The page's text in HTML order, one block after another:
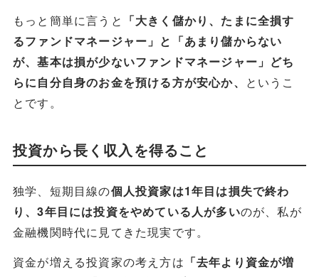
もっと簡単に言うと 「大きく儲かり、たまに全損す
るファンドマネージャー」と「あまり儲からない
が、基本は損が少ないファンドマネージャー」どち
らに自分自身のお金を預ける方が安心か、 というこ
とです。
投資から長く収入を得ること
独学、短期目線の個人投資家は1年目は損失で終わ
り、3年目には投資をやめている人が多いのが、私が
金融機関時代に見てきた現実です。
資金が増える投資家の考え方は 「去年より資金が増